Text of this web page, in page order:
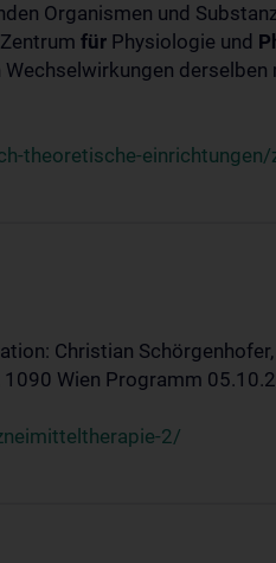
Organismen und
für Physiologie und
theoretische-
Christian
1090 Wien Programm
2/